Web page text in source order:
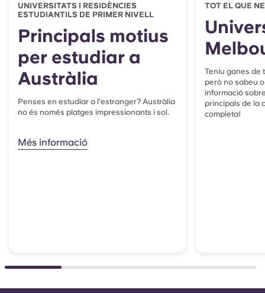
UNIVERSITATS I RESIDÈNCIES
ESTUDIANTILS DE PRIMER NIVELL
Principals motius
per estudiar a
Austràlia
Penses en estudiar a l'estranger? Austràlia
no és només platges impressionants i sol.
Més informació
TOT EL QUE
Teniu ganes de
però no sabeu
informació
principals de la
completa!